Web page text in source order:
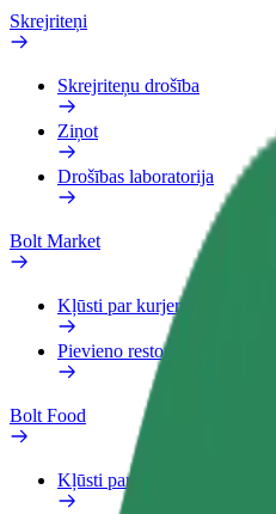
Skrejriteņi
Skrejriteņu drošība
Ziņot
Drošības laboratorija
Bolt Market
Kļūsti par kurjeru
Pievieno restorānu vai veikalu
Bolt Food
Kļūsti par kurjeru